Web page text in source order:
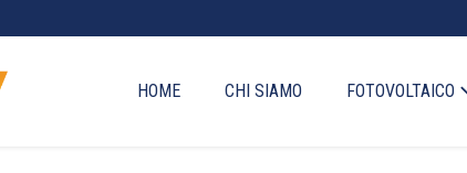
HOME CHI SIAMO FOTOVOLTAICO